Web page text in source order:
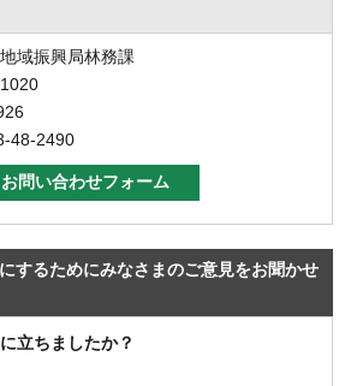
域振興局林務課
48-2490
するためにみなさまのご意見をお聞かせ
立ちましたか？